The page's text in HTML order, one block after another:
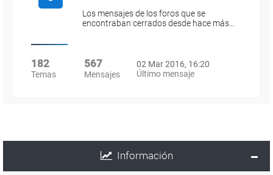
Los mensajes de los foros que se
encontraban cerrados desde hace más…
182
Temas
567
Mensajes
02 Mar 2016, 16:20
Último mensaje
Información